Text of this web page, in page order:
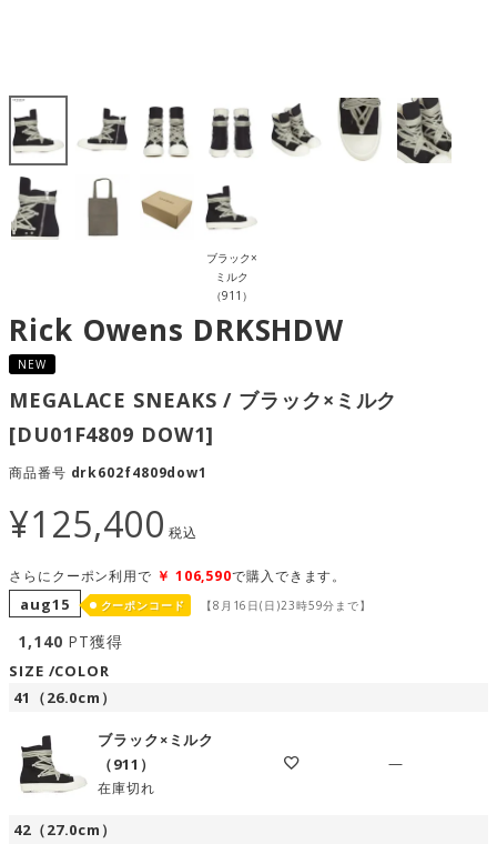
ブラック×
ミルク
（911）
Rick Owens DRKSHDW
NEW
MEGALACE SNEAKS / ブラック×ミルク
[DU01F4809 DOW1]
商品番号 drk602f4809dow1
¥125,400 税込
さらにクーポン利用で ￥ 106,590で購入できます。
aug15 クーポンコード 【8月16日(日)23時59分まで】
1,140 PT獲得
SIZE COLOR
41（26.0cm）
ブラック×ミルク
（911）
在庫切れ
—
42（27.0cm）